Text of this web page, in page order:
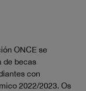
ONCE se
de becas
con
2022/2023. Os